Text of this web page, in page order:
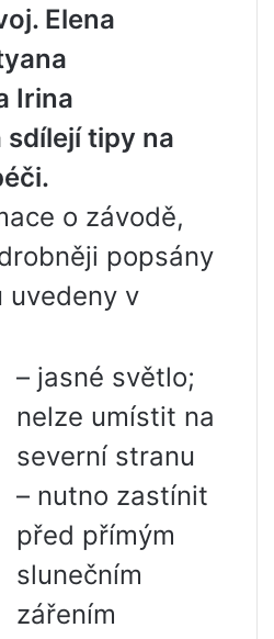
Elena
Irina
sdílejí tipy na
o závodě,
popsány
uvedeny v
– jasné světlo;
nelze umístit na
severní stranu
– nutno zastínit
před přímým
slunečním
zářením